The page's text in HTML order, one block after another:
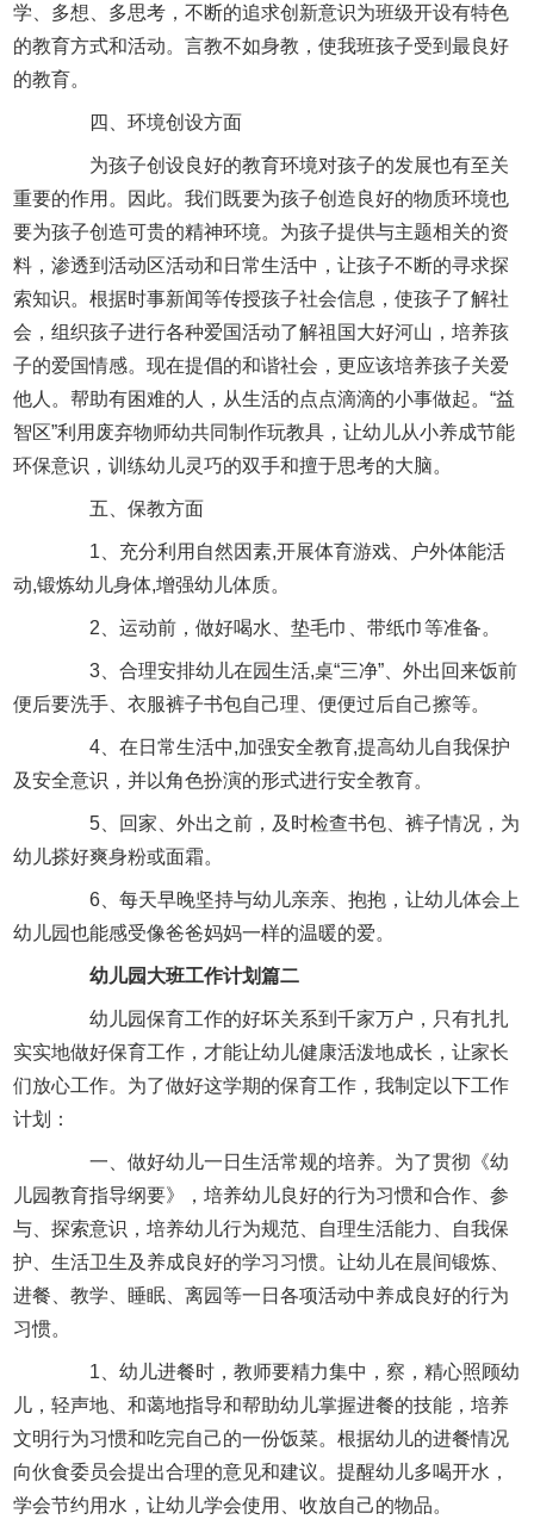
学、多想、多思考，不断的追求创新意识为班级开设有特色
的教育方式和活动。言教不如身教，使我班孩子受到最良好
的教育。
四、环境创设方面
为孩子创设良好的教育环境对孩子的发展也有至关
重要的作用。因此。我们既要为孩子创造良好的物质环境也
要为孩子创造可贵的精神环境。为孩子提供与主题相关的资
料，渗透到活动区活动和日常生活中，让孩子不断的寻求探
索知识。根据时事新闻等传授孩子社会信息，使孩子了解社
会，组织孩子进行各种爱国活动了解祖国大好河山，培养孩
子的爱国情感。现在提倡的和谐社会，更应该培养孩子关爱
他人。帮助有困难的人，从生活的点点滴滴的小事做起。“益
智区”利用废弃物师幼共同制作玩教具，让幼儿从小养成节能
环保意识，训练幼儿灵巧的双手和擅于思考的大脑。
五、保教方面
1、充分利用自然因素,开展体育游戏、户外体能活
动,锻炼幼儿身体,增强幼儿体质。
2、运动前，做好喝水、垫毛巾、带纸巾等准备。
3、合理安排幼儿在园生活,桌“三净”、外出回来饭前
便后要洗手、衣服裤子书包自己理、便便过后自己擦等。
4、在日常生活中,加强安全教育,提高幼儿自我保护
及安全意识，并以角色扮演的形式进行安全教育。
5、回家、外出之前，及时检查书包、裤子情况，为
幼儿搽好爽身粉或面霜。
6、每天早晚坚持与幼儿亲亲、抱抱，让幼儿体会上
幼儿园也能感受像爸爸妈妈一样的温暖的爱。
幼儿园大班工作计划篇二
幼儿园保育工作的好坏关系到千家万户，只有扎扎
实实地做好保育工作，才能让幼儿健康活泼地成长，让家长
们放心工作。为了做好这学期的保育工作，我制定以下工作
计划：
一、做好幼儿一日生活常规的培养。为了贯彻《幼
儿园教育指导纲要》，培养幼儿良好的行为习惯和合作、参
与、探索意识，培养幼儿行为规范、自理生活能力、自我保
护、生活卫生及养成良好的学习习惯。让幼儿在晨间锻炼、
进餐、教学、睡眠、离园等一日各项活动中养成良好的行为
习惯。
1、幼儿进餐时，教师要精力集中，察，精心照顾幼
儿，轻声地、和蔼地指导和帮助幼儿掌握进餐的技能，培养
文明行为习惯和吃完自己的一份饭菜。根据幼儿的进餐情况
向伙食委员会提出合理的意见和建议。提醒幼儿多喝开水，
学会节约用水，让幼儿学会使用、收放自己的物品。